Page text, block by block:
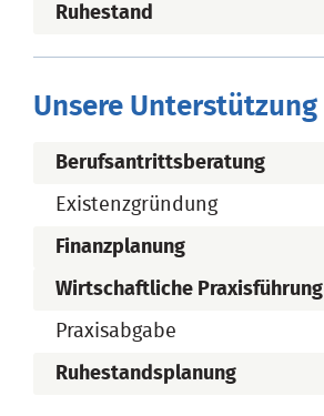
Ruhestand
Unsere Unterstützung
Berufsantrittsberatung
Existenzgründung
Finanzplanung
Wirtschaftliche Praxisführung
Praxisabgabe
Ruhestandsplanung